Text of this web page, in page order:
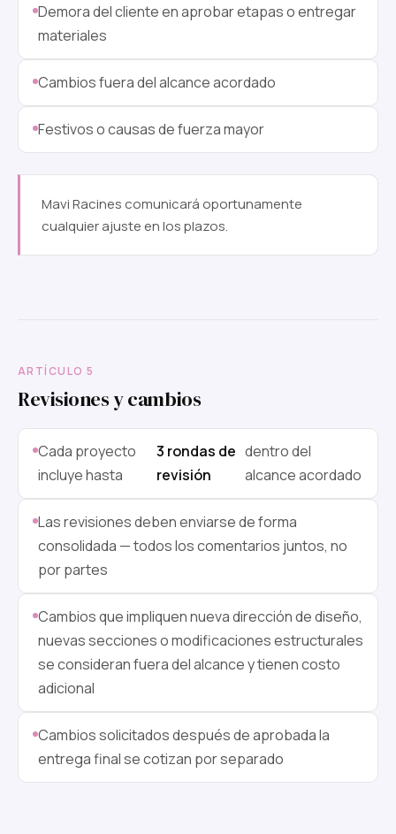
Demora del cliente en aprobar etapas o entregar
materiales
Cambios fuera del alcance acordado
Festivos o causas de fuerza mayor
Mavi Racines comunicará oportunamente
cualquier ajuste en los plazos.
ARTÍCULO 5
Revisiones y cambios
Cada proyecto
incluye hasta
3 rondas de
revisión
dentro del
alcance acordado
Las revisiones deben enviarse de forma
consolidada — todos los comentarios juntos, no
por partes
Cambios que impliquen nueva dirección de diseño,
nuevas secciones o modificaciones estructurales
se consideran fuera del alcance y tienen costo
adicional
Cambios solicitados después de aprobada la
entrega final se cotizan por separado